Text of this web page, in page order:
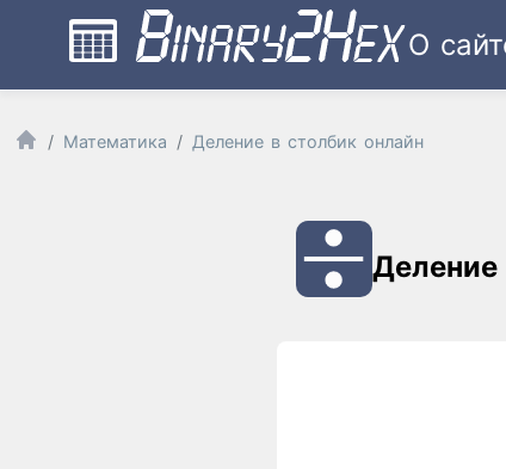
О
Математика Деление в столбик онлайн
Деление